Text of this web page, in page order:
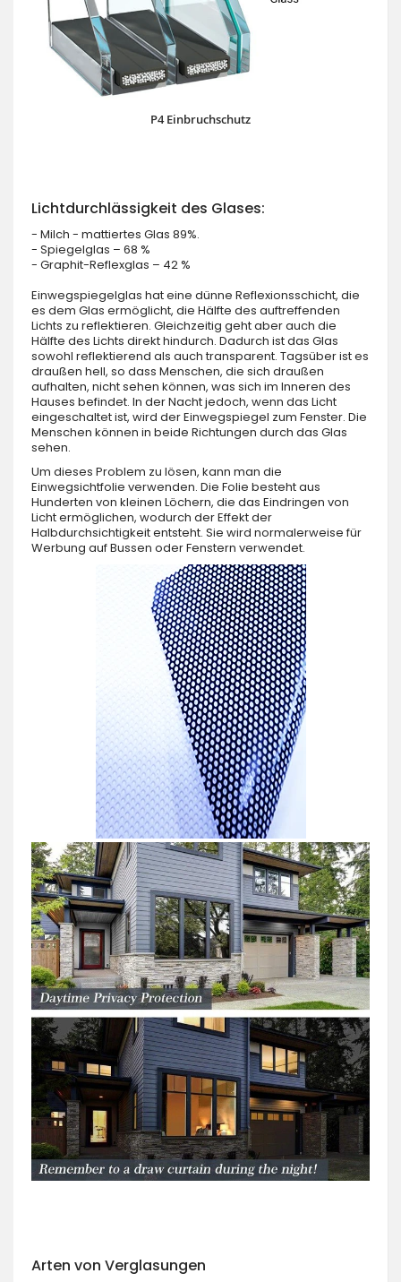
P4 Einbruchschutz
Lichtdurchlässigkeit des Glases:
- Milch - mattiertes Glas 89%.
- Spiegelglas – 68 %
- Graphit-Reflexglas – 42 %
Einwegspiegelglas hat eine dünne Reflexionsschicht, die
es dem Glas ermöglicht, die Hälfte des auftreffenden
Lichts zu reflektieren. Gleichzeitig geht aber auch die
Hälfte des Lichts direkt hindurch. Dadurch ist das Glas
sowohl reflektierend als auch transparent. Tagsüber ist es
draußen hell, so dass Menschen, die sich draußen
aufhalten, nicht sehen können, was sich im Inneren des
Hauses befindet. In der Nacht jedoch, wenn das Licht
eingeschaltet ist, wird der Einwegspiegel zum Fenster. Die
Menschen können in beide Richtungen durch das Glas
sehen.
Um dieses Problem zu lösen, kann man die
Einwegsichtfolie verwenden. Die Folie besteht aus
Hunderten von kleinen Löchern, die das Eindringen von
Licht ermöglichen, wodurch der Effekt der
Halbdurchsichtigkeit entsteht. Sie wird normalerweise für
Werbung auf Bussen oder Fenstern verwendet.
Arten von Verglasungen